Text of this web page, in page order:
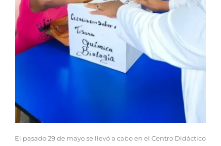
El pasado 29 de mayo se llevó a cabo en el Centro Didáctico